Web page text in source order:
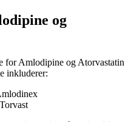
og
for Amlodipine og Atorvastatin
inkluderer: